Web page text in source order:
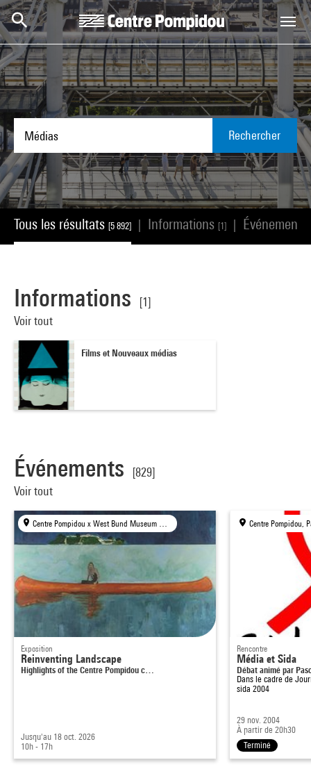
Aller au contenu principal
Centre Pompidou
Rechercher
Tous les résultats [5 892] Informations [1] Événements
Informations
[1]
Voir tout
Films et Nouveaux médias
Événements
[829]
Voir tout
Centre Pompidou x West Bund Museum Project, Shanghai
Exposition
Reinventing Landscape
Highlights of the Centre Pompidou c…
Jusqu'au 18 oct. 2026
10h - 17h
Centre Pompidou,
Rencontre
Média et Sida
Débat animé par
Dans le cadre de
sida 2004
29 nov. 2004
À partir de 20h30
Terminé